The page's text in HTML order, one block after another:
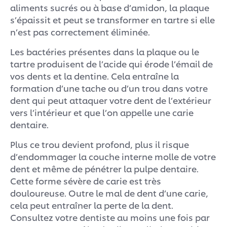
aliments sucrés ou à base d’amidon, la plaque
s’épaissit et peut se transformer en tartre si elle
n’est pas correctement éliminée.
Les bactéries présentes dans la plaque ou le
tartre produisent de l’acide qui érode l’émail de
vos dents et la dentine. Cela entraîne la
formation d’une tache ou d’un trou dans votre
dent qui peut attaquer votre dent de l’extérieur
vers l’intérieur et que l’on appelle une carie
dentaire.
Plus ce trou devient profond, plus il risque
d’endommager la couche interne molle de votre
dent et même de pénétrer la pulpe dentaire.
Cette forme sévère de carie est très
douloureuse. Outre le mal de dent d’une carie,
cela peut entraîner la perte de la dent.
Consultez votre dentiste au moins une fois par